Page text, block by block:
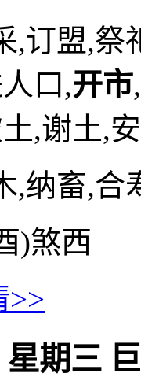
,订盟,
口,开市
,谢土,
,纳畜,合
)煞西
>>
星期三